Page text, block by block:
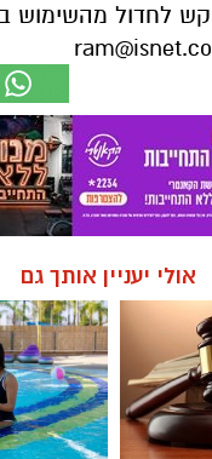
לחדול מהשימוש
אולי יעניין אותך גם